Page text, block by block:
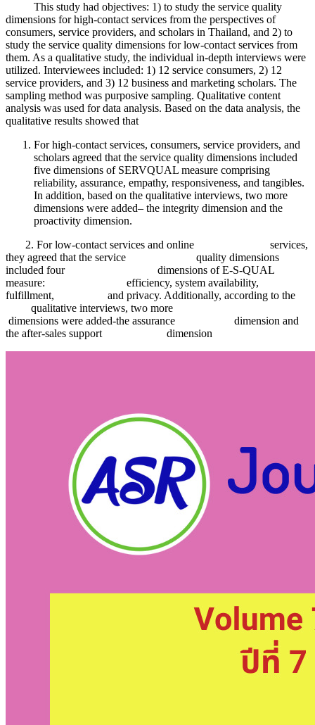
This study had objectives: 1) to study the service quality
dimensions for high-contact services from the perspectives of
consumers, service providers, and scholars in Thailand, and 2) to
study the service quality dimensions for low-contact services from
them. As a qualitative study, the individual in-depth interviews were
utilized. Interviewees included: 1) 12 service consumers, 2) 12
service providers, and 3) 12 business and marketing scholars. The
sampling method was purposive sampling. Qualitative content
analysis was used for data analysis. Based on the data analysis, the
qualitative results showed that
For high-contact services, consumers, service providers, and
scholars agreed that the service quality dimensions included
five dimensions of SERVQUAL measure comprising
reliability, assurance, empathy, responsiveness, and tangibles.
In addition, based on the qualitative interviews, two more
dimensions were added– the integrity dimension and the
proactivity dimension.
2. For low-contact services and online services,
they agreed that the service quality dimensions
included four dimensions of E-S-QUAL
measure: efficiency, system availability,
fulfillment, and privacy. Additionally, according to the
qualitative interviews, two more
dimensions were added-the assurance dimension and
the after-sales support dimension